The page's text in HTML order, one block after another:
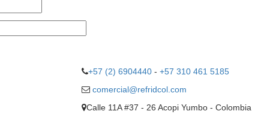
+57 (2) 6904440 - +57 310 461 5185
comercial@refridcol.com
Calle 11A #37 - 26 Acopi Yumbo - Colombia